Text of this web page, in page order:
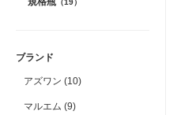
（19）
ブランド
アズワン (10)
マルエム (9)